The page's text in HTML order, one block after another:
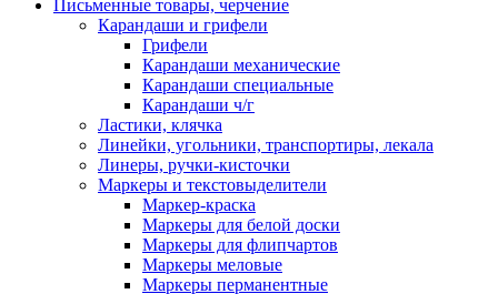
Письменные товары, черчение
Карандаши и грифели
Грифели
Карандаши механические
Карандаши специальные
Карандаши ч/г
Ластики, клячка
Линейки, угольники, транспортиры, лекала
Линеры, ручки-кисточки
Маркеры и текстовыделители
Маркер-краска
Маркеры для белой доски
Маркеры для флипчартов
Маркеры меловые
Маркеры перманентные